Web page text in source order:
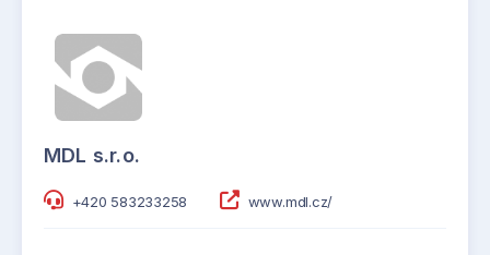
MDL s.r.o.
+420 583233258 www.mdl.cz/